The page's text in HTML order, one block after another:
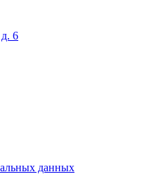
6
данных